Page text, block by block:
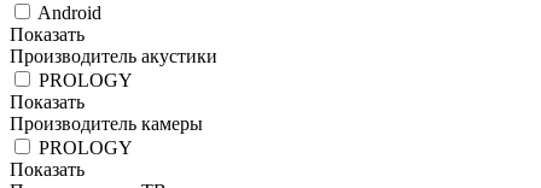
Android
Показать
Производитель акустики
PROLOGY
Показать
Производитель камеры
PROLOGY
Показать